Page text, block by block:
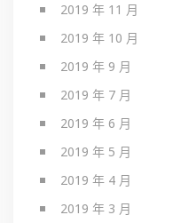
2019 年 11 月
2019 年 10 月
2019 年 9 月
2019 年 7 月
2019 年 6 月
2019 年 5 月
2019 年 4 月
2019 年 3 月